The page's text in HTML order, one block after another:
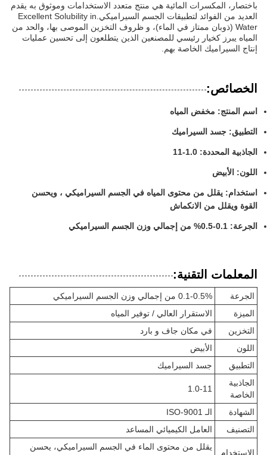
باختصار، المكسرات المائية هي منتج متعدد الاستخدامات وموثوق به يقدم
العديد من الفوائد لتطبيقات الجسم السيراميكي.Excellent Solubility in
Water (ذوبان ممتاز في الماء)، و ظروف التخزين الموصى بها، والحد من
المياه يبرز كخيار رئيسي للمصنعين الذين يتطلعون إلى تحسين عمليات
إنتاج السيراميك الخاصة بهم.
الخصائص:
اسم المنتج: مخفض المياه
التطبيق: جسد السيراميك
الجاذبية المحددة: 1.0-11
اللون: الأبيض
استخدام: يقلل من محتوى المياه في الجسم السيراميكي ، ويحسن
القوة ويقلل من الانكماش
الجرعة: 0.1-0.5% من إجمالي وزن الجسم السيراميكي
المعلمات التقنية:
الجرعة
0.1-0.5% من إجمالي وزن الجسم السيراميكي
الميزة
الاستقرار العالي / توفير المياه
التخزين
في مكان جاف و بارد
اللون
الأبيض
التطبيق
جسد السيراميك
الجاذبية
الخاصة
1.0-11
الشهادة
الـ ISO-9001
التصنيف
العامل الكيميائي المساعد
الاستخدام
يقلل من محتوى الماء في الجسم السيراميكي، يحسن